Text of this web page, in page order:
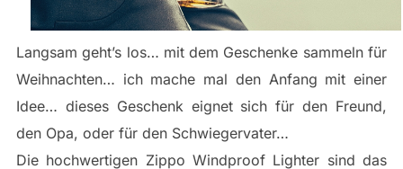
Langsam geht’s los… mit dem Geschenke sammeln für
Weihnachten… ich mache mal den Anfang mit einer
Idee… dieses Geschenk eignet sich für den Freund,
den Opa, oder für den Schwiegervater…
Die hochwertigen Zippo Windproof Lighter sind das